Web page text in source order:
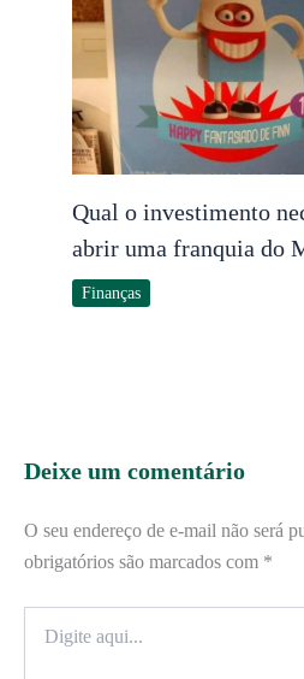
Qual o investimento
abrir uma franquia do
Finanças
Deixe um comentário
O seu endereço de e-mail não será
obrigatórios são marcados com *
aqui...